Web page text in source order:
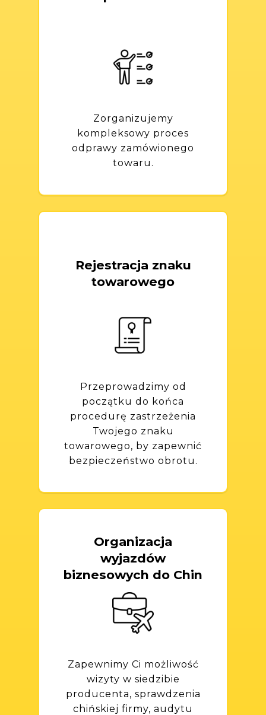
Zorganizujemy
kompleksowy proces
odprawy zamówionego
towaru.
Rejestracja znaku
towarowego
Przeprowadzimy od
początku do końca
procedurę zastrzeżenia
Twojego znaku
towarowego, by zapewnić
bezpieczeństwo obrotu.
Organizacja
wyjazdów
biznesowych do Chin
Zapewnimy Ci możliwość
wizyty w siedzibie
producenta, sprawdzenia
chińskiej firmy, audytu